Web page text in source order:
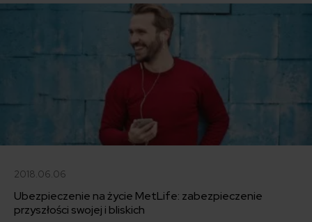
2018.06.06
Ubezpieczenie na życie MetLife: zabezpieczenie
przyszłości swojej i bliskich